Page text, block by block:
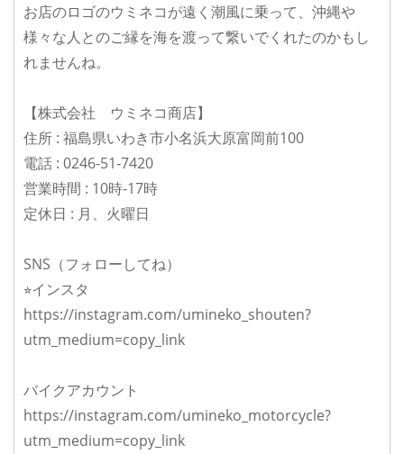
お店のロゴのウミネコが遠く潮風に乗って、沖縄や
様々な人とのご縁を海を渡って繋いでくれたのかもし
れませんね。
【株式会社 ウミネコ商店】
住所 : 福島県いわき市小名浜大原富岡前100
電話 : 0246-51-7420
営業時間 : 10時-17時
定休日 : 月、火曜日
SNS（フォローしてね）
⭐︎インスタ
https://instagram.com/umineko_shouten?
utm_medium=copy_link
バイクアカウント
https://instagram.com/umineko_motorcycle?
utm_medium=copy_link